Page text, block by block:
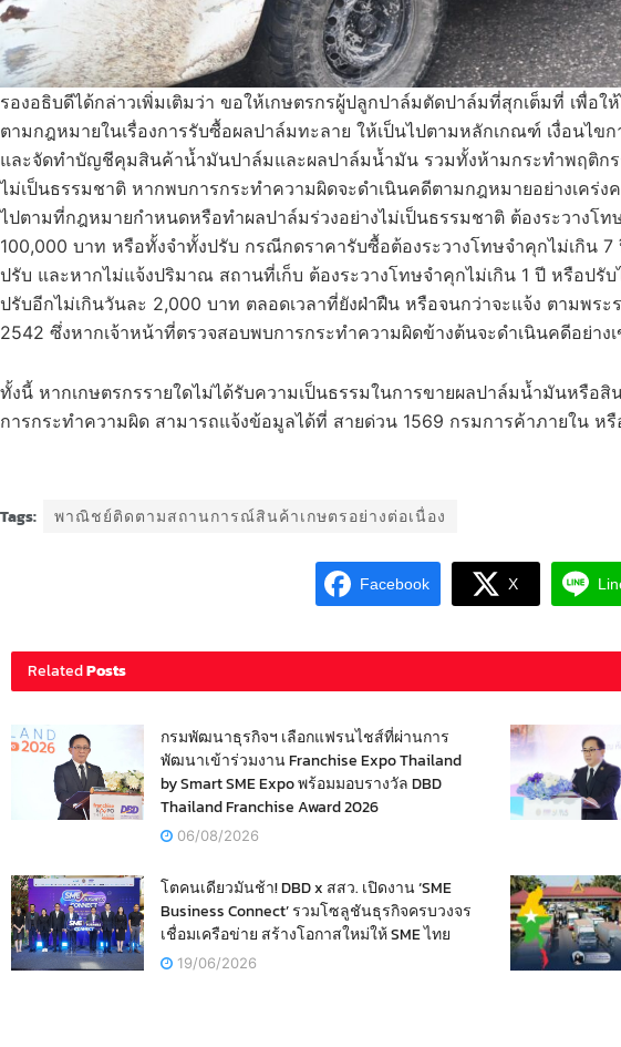
รองอธิบดีได้กล่าวเพิ่มเติมว่า ขอให้เกษตรกรผู้ปลูกปาล์มตัดปาล์มที่สุกเต็มที่ เพื่อ
ตามกฎหมายในเรื่องการรับซื้อผลปาล์มทะลาย ให้เป็นไปตามหลักเกณฑ์ เงื่อนไ
และจัดทำบัญชีคุมสินค้าน้ำมันปาล์มและผลปาล์มน้ำมัน รวมทั้งห้ามกระทำพฤติกร
ไม่เป็นธรรมชาติ หากพบการกระทำความผิดจะดำเนินคดีตามกฎหมายอย่างเคร่
ไปตามที่กฎหมายกำหนดหรือทำผลปาล์มร่วงอย่างไม่เป็นธรรมชาติ ต้องระวางโ
100,000 บาท หรือทั้งจำทั้งปรับ กรณีกดราคารับซื้อต้องระวางโทษจำคุกไม่เกิน
ปรับ และหากไม่แจ้งปริมาณ สถานที่เก็บ ต้องระวางโทษจำคุกไม่เกิน 1 ปี หรือปรั
ปรับอีกไม่เกินวันละ 2,000 บาท ตลอดเวลาที่ยังฝ่าฝืน หรือจนกว่าจะแจ้ง ตามพ
2542 ซึ่งหากเจ้าหน้าที่ตรวจสอบพบการกระทำความผิดข้างต้นจะดำเนินคดีอย่าง
ทั้งนี้ หากเกษตรกรรายใดไม่ได้รับความเป็นธรรมในการขายผลปาล์มน้ำมันหรือ
การกระทำความผิด สามารถแจ้งข้อมูลได้ที่ สายด่วน 1569 กรมการค้าภายใน ห
Tags: พาณิชย์ติดตามสถานการณ์สินค้าเกษตรอย่างต่อเนื่อง
Facebook X
RelatedPosts
กรมพัฒนาธุรกิจฯ เลือกแฟรนไชส์ที่ผ่านการ
พัฒนาเข้าร่วมงาน Franchise Expo Thailand
by Smart SME Expo พร้อมมอบรางวัล DBD
Thailand Franchise Award 2026
06/08/2026
โตคนเดียวมันช้า! DBD x สสว. เปิดงาน ‘SME
Business Connect’ รวมโซลูชันธุรกิจครบวงจร
เชื่อมเครือข่าย สร้างโอกาสใหม่ให้ SME ไทย
19/06/2026